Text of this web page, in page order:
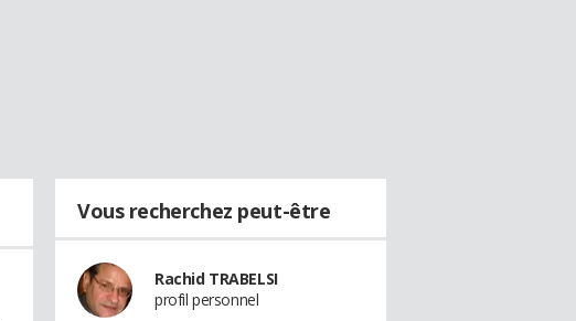
Vous recherchez peut-être
Rachid TRABELSI
profil personnel